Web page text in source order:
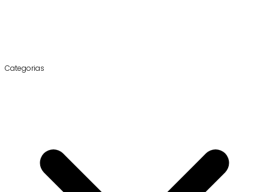
Categorias